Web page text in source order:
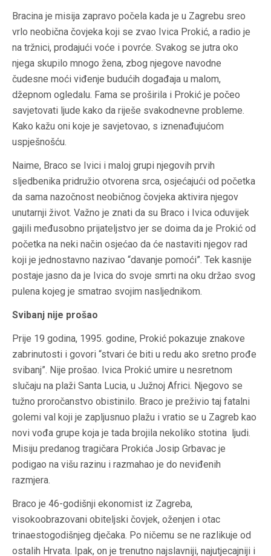
Bracina je misija zapravo počela kada je u Zagrebu sreo
vrlo neobična čovjeka koji se zvao Ivica Prokić, a radio je
na tržnici, prodajući voće i povrće. Svakog se jutra oko
njega skupilo mnogo žena, zbog njegove navodne
čudesne moći viđenje budućih događaja u malom,
džepnom ogledalu. Fama se proširila i Prokić je počeo
savjetovati ljude kako da riješe svakodnevne probleme.
Kako kažu oni koje je savjetovao, s iznenađujućom
uspješnošću.
Naime, Braco se Ivici i maloj grupi njegovih prvih
sljedbenika pridružio otvorena srca, osjećajući od početka
da sama nazočnost neobičnog čovjeka aktivira njegov
unutarnji život. Važno je znati da su Braco i Ivica oduvijek
gajili međusobno prijateljstvo jer se doima da je Prokić od
početka na neki način osjećao da će nastaviti njegov rad
koji je jednostavno nazivao “davanje pomoći”. Tek kasnije
postaje jasno da je Ivica do svoje smrti na oku držao svog
pulena kojeg je smatrao svojim nasljednikom.
Svibanj nije prošao
Prije 19 godina, 1995. godine, Prokić pokazuje znakove
zabrinutosti i govori “stvari će biti u redu ako sretno prođe
svibanj”. Nije prošao. Ivica Prokić umire u nesretnom
slučaju na plaži Santa Lucia, u Južnoj Africi. Njegovo se
tužno proročanstvo obistinilo. Braco je preživio taj fatalni
golemi val koji je zapljusnuo plažu i vratio se u Zagreb kao
novi vođa grupe koja je tada brojila nekoliko stotina ljudi.
Misiju predanog tragičara Prokića Josip Grbavac je
podigao na višu razinu i razmahao je do neviđenih
razmjera.
Braco je 46-godišnji ekonomist iz Zagreba,
visokoobrazovani obiteljski čovjek, oženjen i otac
trinaestogodišnjeg dječaka. Po ničemu se ne razlikuje od
ostalih Hrvata. Ipak, on je trenutno najslavniji, najutjecajniji i